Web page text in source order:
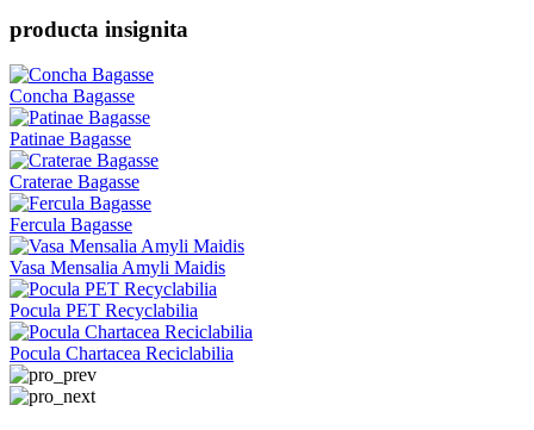
producta insignita
Concha Bagasse
Patinae Bagasse
Craterae Bagasse
Fercula Bagasse
Vasa Mensalia Amyli Maidis
Pocula PET Recyclabilia
Pocula Chartacea Reciclabilia